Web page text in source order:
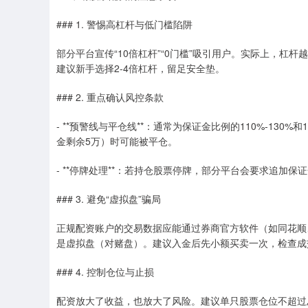
### 1. 警惕高杠杆与低门槛陷阱
部分平台宣传“10倍杠杆”“0门槛”吸引用户。实际上，杠
建议新手选择2-4倍杠杆，留足安全垫。
### 2. 重点确认风控条款
- **预警线与平仓线**：通常为保证金比例的110%-130%
金剩余5万）时可能被平仓。
- **停牌处理**：若持仓股票停牌，部分平台会要求追加保
### 3. 避免“虚拟盘”骗局
正规配资账户的交易数据应能通过券商官方软件（如同花
是虚拟盘（对赌盘）。建议入金后先小额买卖一次，检查
### 4. 控制仓位与止损
配资放大了收益，也放大了风险。建议单只股票仓位不超